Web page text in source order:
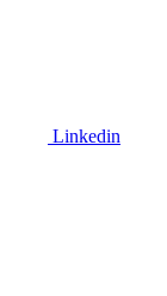
Linkedin